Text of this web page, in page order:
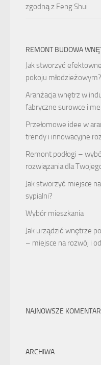
zgodną z Feng Shui
REMONT BUDOWA
Jak stworzyć
pokoju młodzieżowym?
Aranżacja wnętrz w
fabryczne surowce i
Przełomowe idee w
trendy i innowacyjne
Remont podłogi –
rozwiązania dla
Jak stworzyć miejsce
sypialni?
Wybór mieszkania
Jak urządzić wnętrze
– miejsce na rozwój i
NAJNOWSZE
ARCHIWA